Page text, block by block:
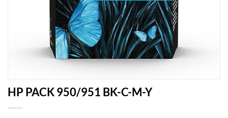
HP PACK 950/951 BK-C-M-Y